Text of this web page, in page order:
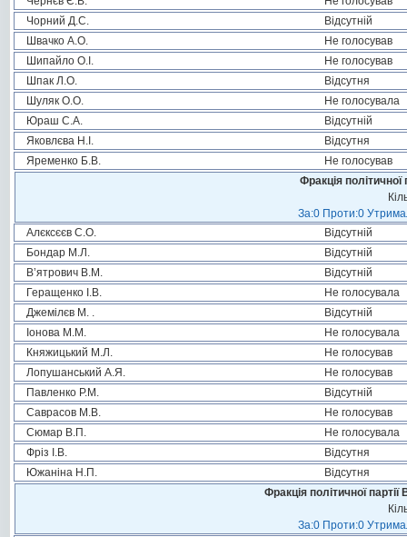
Чорний Д.С.
Відсутній
Швачко А.О.
Не голосував
Шипайло О.І.
Не голосував
Шпак Л.О.
Відсутня
Шуляк О.О.
Не голосувала
Юраш С.А.
Відсутній
Яковлєва Н.І.
Відсутня
Яременко Б.В.
Не голосував
Фракція
За:0 Проти:0
Алєксєєв С.О.
Відсутній
Бондар М.Л.
Відсутній
В’ятрович В.М.
Відсутній
Геращенко І.В.
Не голосувала
Джемілєв М. .
Відсутній
Іонова М.М.
Не голосувала
Княжицький М.Л.
Не голосував
Лопушанський А.Я.
Не голосував
Павленко Р.М.
Відсутній
Саврасов М.В.
Не голосував
Сюмар В.П.
Не голосувала
Фріз І.В.
Відсутня
Южаніна Н.П.
Відсутня
Фракція політичної
За:0 Проти:0